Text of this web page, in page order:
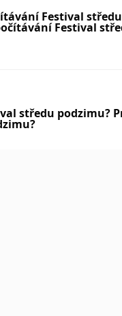
Festival
Festival
středu podzimu?